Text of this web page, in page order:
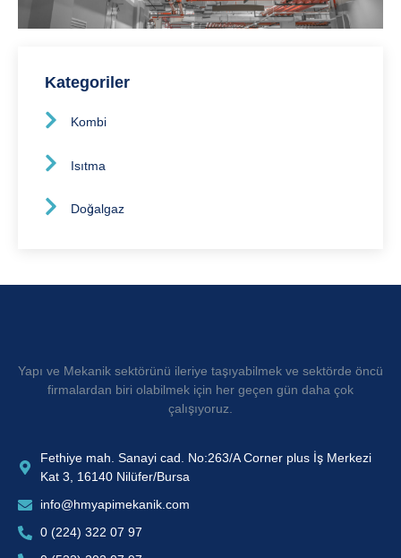
Kategoriler
Kombi
Isıtma
Doğalgaz
Yapı ve Mekanik sektörünü ileriye taşıyabilmek ve sektörde öncü
firmalardan biri olabilmek için her geçen gün daha çok
çalışıyoruz.
Fethiye mah. Sanayi cad. No:263/A Corner plus İş Merkezi
Kat 3, 16140 Nilüfer/Bursa
info@hmyapimekanik.com
0 (224) 322 07 97